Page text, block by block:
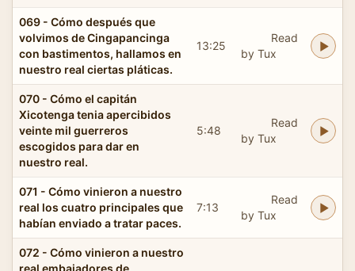
069 - Cómo después que
volvimos de Cingapancinga
con bastimentos, hallamos en
nuestro real ciertas pláticas.
13:25
Read
by Tux
070 - Cómo el capitán
Xicotenga tenia apercibidos
veinte mil guerreros
escogidos para dar en
nuestro real.
5:48
Read
by Tux
071 - Cómo vinieron a nuestro
real los cuatro principales que
habían enviado a tratar paces.
7:13
Read
by Tux
072 - Cómo vinieron a nuestro
real embajadores de